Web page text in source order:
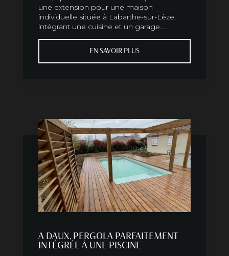
une extension pour une maison
individuelle située à Labarthe-sur-Lèze,
intégrant une cuisine et un garage....
EN SAVOIR PLUS
A DAUX, PERGOLA PARFAITEMENT
INTÉGRÉE À UNE PISCINE